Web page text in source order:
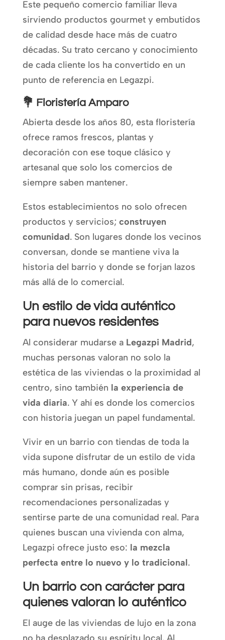
Este pequeño comercio familiar lleva
sirviendo productos gourmet y embutidos
de calidad desde hace más de cuatro
décadas. Su trato cercano y conocimiento
de cada cliente los ha convertido en un
punto de referencia en Legazpi.
💐 Floristería Amparo
Abierta desde los años 80, esta floristería
ofrece ramos frescos, plantas y
decoración con ese toque clásico y
artesanal que solo los comercios de
siempre saben mantener.
Estos establecimientos no solo ofrecen
productos y servicios; construyen
comunidad. Son lugares donde los vecinos
conversan, donde se mantiene viva la
historia del barrio y donde se forjan lazos
más allá de lo comercial.
Un estilo de vida auténtico
para nuevos residentes
Al considerar mudarse a Legazpi Madrid,
muchas personas valoran no solo la
estética de las viviendas o la proximidad al
centro, sino también la experiencia de
vida diaria. Y ahí es donde los comercios
con historia juegan un papel fundamental.
Vivir en un barrio con tiendas de toda la
vida supone disfrutar de un estilo de vida
más humano, donde aún es posible
comprar sin prisas, recibir
recomendaciones personalizadas y
sentirse parte de una comunidad real. Para
quienes buscan una vivienda con alma,
Legazpi ofrece justo eso: la mezcla
perfecta entre lo nuevo y lo tradicional.
Un barrio con carácter para
quienes valoran lo auténtico
El auge de las viviendas de lujo en la zona